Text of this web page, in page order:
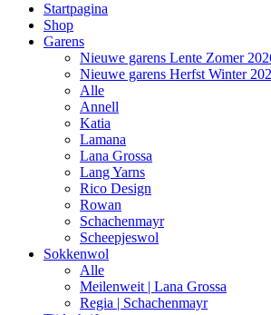
Startpagina
Shop
Garens
Nieuwe garens Lente Zomer
Nieuwe garens Herfst Winter
Alle
Annell
Katia
Lamana
Lana Grossa
Lang Yarns
Rico Design
Rowan
Schachenmayr
Scheepjeswol
Sokkenwol
Alle
Meilenweit | Lana Grossa
Regia | Schachenmayr